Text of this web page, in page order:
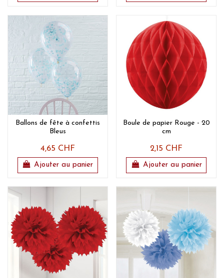
Ballons de fête à confettis
Bleus
4,65 CHF
Ajouter au panier
Boule de papier Rouge - 20
cm
2,15 CHF
Ajouter au panier